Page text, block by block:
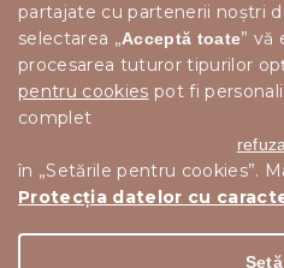
partajate cu partenerii noștri
selectarea „Acceptă toate” vă
procesarea tuturor tipurilor
pentru cookies pot fi
complet
în „Setările pentru cookies”.
Protecția datelor cu